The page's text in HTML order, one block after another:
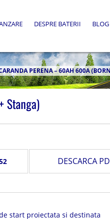
DESPRE BATERII BLOG
PERENA – 60AH 600A
Stanga)
DESCARCA
start proiectata si destinata